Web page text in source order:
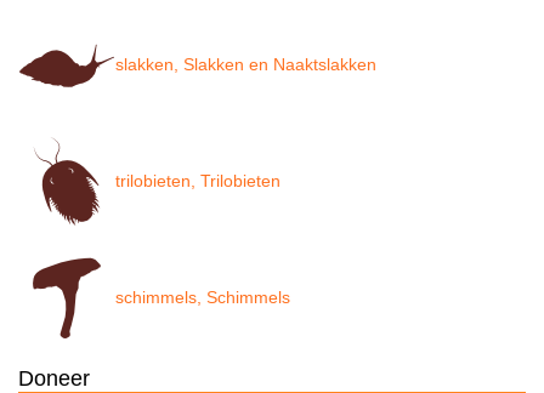
slakken, Slakken en Naaktslakken
trilobieten, Trilobieten
schimmels, Schimmels
Doneer